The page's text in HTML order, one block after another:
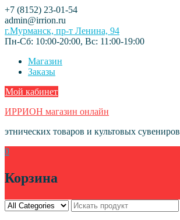
Skip
to
content
+7 (8152) 23-01-54
admin@irrion.ru
г.Мурманск, пр-т Ленина, 94
Пн-Сб: 10:00-20:00, Вс: 11:00-19:00
Магазин
Заказы
Мой кабинет
ИРРИОН магазин онлайн
этнических товаров и культовых сувениров
0
Корзина